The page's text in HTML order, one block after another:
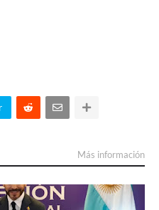
Más información